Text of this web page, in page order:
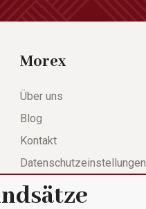
Morex
Über uns
Blog
Kontakt
Datenschutzeinstellungen